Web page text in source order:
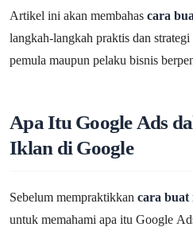
Artikel ini akan membahas cara
langkah-langkah praktis dan
pemula maupun pelaku bisnis
Apa Itu Google Ads
Iklan di Google
Sebelum mempraktikkan cara buat
untuk memahami apa itu Google